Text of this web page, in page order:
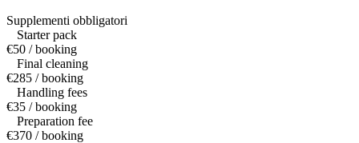
Supplementi obbligatori
Starter pack
€50 / booking
Final cleaning
€285 / booking
Handling fees
€35 / booking
Preparation fee
€370 / booking